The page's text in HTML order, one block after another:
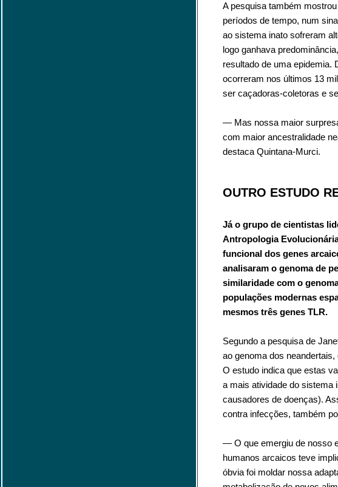
A pesquisa também
períodos de tempo, num
ao sistema inato sofreram
logo ganhava
resultado de uma epidemia.
ocorreram nos últimos 13
ser caçadoras-coletoras e
— Mas nossa maior
com maior ancestralidade
destaca Quintana-Murci.
OUTRO ESTUDO
Já o grupo de cientistas
Antropologia
funcional dos genes
analisaram o genoma de
similaridade com o
populações modernas
mesmos três genes TLR.
Segundo a pesquisa de
ao genoma dos
O estudo indica que estas
a mais atividade do sistema
causadores de doenças).
contra infecções, também
— O que emergiu de nosso
humanos arcaicos teve
óbvia foi moldar nossa